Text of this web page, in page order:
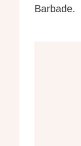
Barbade.